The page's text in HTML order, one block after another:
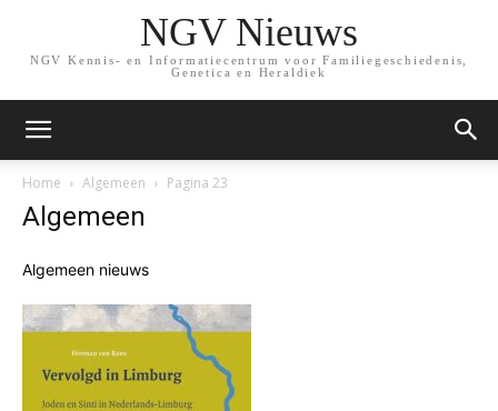
NGV Nieuws
NGV Kennis- en Informatiecentrum voor Familiegeschiedenis,
Genetica en Heraldiek
Home Algemeen Pagina 23
Algemeen
Algemeen nieuws